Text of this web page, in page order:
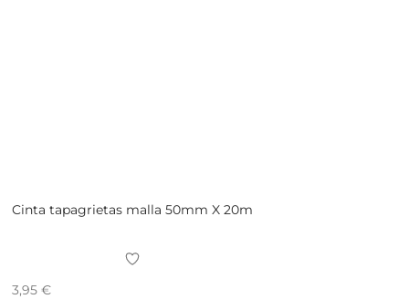
Cinta tapagrietas malla 50mm X 20m
3,95 €